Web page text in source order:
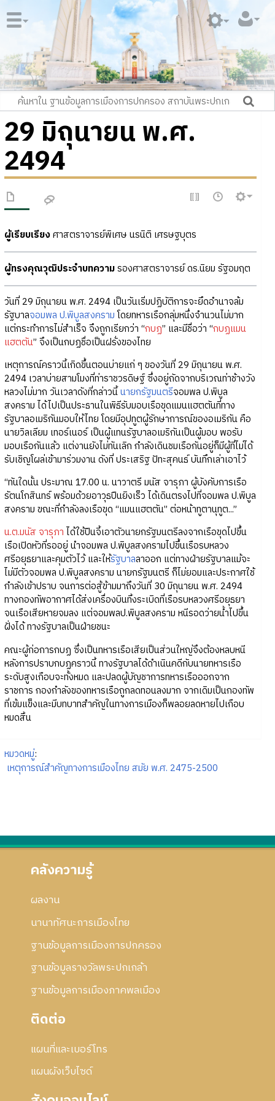
29 มิถุนายน พ.ศ.
2494
ผู้เรียบเรียงศาสตราจารย์พิเศษ นรนิติ เศรษฐบุตร
ผู้ทรงคุณวุฒิประจำบทความรองศาสตราจารย์ ดร.นิยม รัฐอมฤต
วันที่ 29 มิถุนายน พ.ศ. 2494 เป็นวันเริ่มปฏิบัติการจะยึดอำนาจล้ม
รัฐบาลจอมพล ป.พิบูลสงครามโดยทหารเรือกลุ่มหนึ่งจำนวนไม่มาก
แต่กระทำการไม่สำเร็จ จึงถูกเรียกว่า “กบฏ” และมีชื่อว่า “กบฏแมน
แฮตตัน” จึงเป็นกบฏชื่อเป็นฝรั่งของไทย
เหตุการณ์คราวนี้เกิดขึ้นตอนบ่ายแก่ ๆ ของวันที่ 29 มิถุนายน พ.ศ.
2494 เวลาบ่ายสามโมงที่ท่าราชวรดิษฐ์ ซึ่งอยู่ถัดจากบริเวณท่าช้างวัง
หลวงไม่มาก วันเวลาดังที่กล่าวนี้นายกรัฐมนตรีจอมพล ป.พิบูล
สงคราม ได้ไปเป็นประธานในพิธีรับมอบเรือขุดแมนแฮตตันที่ทาง
รัฐบาลอเมริกันมอบให้ไทย โดยมีอุปทูตผู้รักษาการณ์ของอเมริกัน คือ
นายวิลเลียม เทอร์เนอร์ เป็นผู้แทนรัฐบาลอเมริกันเป็นผู้มอบ พอรับ
มอบเรือกันแล้ว แต่งานยังไม่ทันเลิก กำลังเดินชมเรือกันอยู่ก็มีผู้ที่ไม่ได้
รับเชิญโผล่เข้ามาร่วมงาน ดังที่ ประเสริฐ ปัทะสุคนธ์ บันทึกเล่าเอาไว้
“ทันใดนั้น ประมาณ 17.00 น. นาวาตรี มนัส จารุภา ผู้บังคับการเรือ
รัตนโกสินทร์ พร้อมด้วยอาวุธปืนยิงเร็ว ได้เดินตรงไปที่จอมพล ป.พิบูล
สงคราม ขณะที่กำลังลงเรือขุด “แมนแฮตตัน” ต่อหน้าทูตานุทูต...”
น.ต.มนัส จารุภา ได้ใช้ปืนจี้เอาตัวนายกรัฐมนตรีลงจากเรือขุดไปขึ้น
เรือเปิดหัวที่รออยู่ นำจอมพล ป.พิบูลสงครามไปขึ้นเรือรบหลวง
ศรีอยุธยาและคุมตัวไว้ และให้รัฐบาลลาออก แต่ทางฝ่ายรัฐบาลแม้จะ
ไม่มีตัวจอมพล ป.พิบูลสงคราม นายกรัฐมนตรี ก็ไม่ยอมและประกาศใช้
กำลังเข้าปราบ จนการต่อสู้ข้ามมาถึงวันที่ 30 มิถุนายน พ.ศ. 2494
ทางกองทัพอากาศได้ส่งเครื่องบินทิ้งระเบิดที่เรือรบหลวงศรีอยุธยา
จนเรือเสียหายจมลง แต่จอมพลป.พิบูลสงคราม หนีรอดว่ายน้ำไปขึ้น
ฝั่งได้ ทางรัฐบาลเป็นฝ่ายชนะ
คณะผู้ก่อการกบฏ ซึ่งเป็นทหารเรือเสียเป็นส่วนใหญ่จึงต้องหลบหนี
หลังการปราบกบฏคราวนี้ ทางรัฐบาลได้ดำเนินคดีกับนายทหารเรือ
ระดับสูงเกือบจะทั้งหมด และปลดผู้บัญชาการทหารเรือออกจาก
ราชการ กองกำลังของทหารเรือถูกลดทอนลงมาก จากเดิมเป็นกองทัพ
ที่เข้มแข็งและมีบทบาทสำคัญในทางการเมืองก็พลอยลดหายไปเกือบ
หมดสิ้น
หมวดหมู่:
เหตุการณ์สำคัญทางการเมืองไทย สมัย พ.ศ. 2475-2500
คลังความรู้
ผลงาน
นานาทัศนะการเมืองไทย
ฐานข้อมูลการเมืองการปกครอง
ฐานข้อมูลรางวัลพระปกเกล้า
ฐานข้อมูลการเมืองภาคพลเมือง
ติดต่อ
แผนที่และเบอร์โทร
แผนผังเว็บไซด์